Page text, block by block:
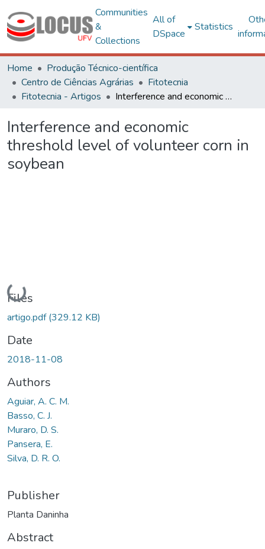
Communities
&
Collections
All of
DSpace
Statistics
Home
Produção Técnico-científica
Centro de Ciências Agrárias
Fitotecnia
Fitotecnia - Artigos
Interference and economic threshold level of volunteer corn in soybean
Interference and economic
threshold level of volunteer corn in
soybean
Loading...
Files
artigo.pdf(329.12 KB)
Date
2018-11-08
Authors
Aguiar, A. C. M.
Basso, C. J.
Muraro, D. S.
Pansera, E.
Silva, D. R. O.
Publisher
Planta Daninha
Abstract